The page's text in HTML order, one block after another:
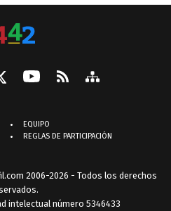
EQUIPO
REGLAS DE PARTICIPACIÓN
2006-2026 - Todos los derechos
intelectual número 5346433